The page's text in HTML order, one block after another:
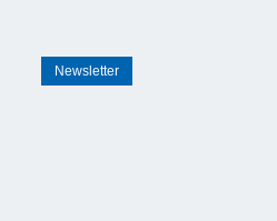
Newsletter